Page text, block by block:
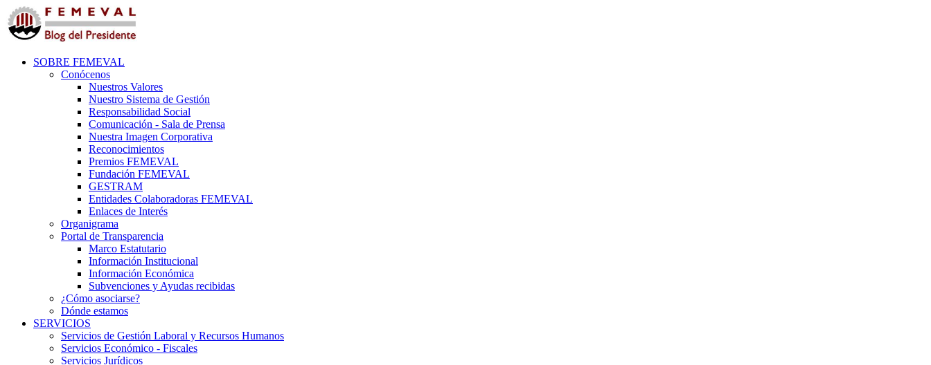
SOBRE FEMEVAL
Conócenos
Nuestros Valores
Nuestro Sistema de Gestión
Responsabilidad Social
Comunicación - Sala de Prensa
Nuestra Imagen Corporativa
Reconocimientos
Premios FEMEVAL
Fundación FEMEVAL
GESTRAM
Entidades Colaboradoras FEMEVAL
Enlaces de Interés
Organigrama
Portal de Transparencia
Marco Estatutario
Información Institucional
Información Económica
Subvenciones y Ayudas recibidas
¿Cómo asociarse?
Dónde estamos
SERVICIOS
Servicios de Gestión Laboral y Recursos Humanos
Servicios Económico - Fiscales
Servicios Jurídicos